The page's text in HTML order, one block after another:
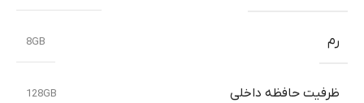
رم 8GB
ظرفیت حافظه داخلی 128GB